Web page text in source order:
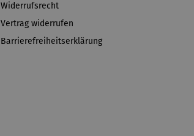
Widerrufsrecht
Vertrag widerrufen
Barrierefreiheitserklärung